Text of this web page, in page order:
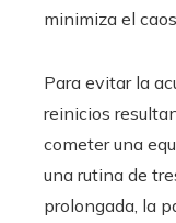
minimiza el
Para evitar la
reinicios
cometer una
una rutina de
prolongada, la